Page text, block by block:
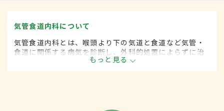
気管食道内科について
気管食道内科とは、喉頭より下の気道と食道など気管・
食道に関係する病気を診断し、外科的処置によらずに治
療する内科の一領域です。平成20年4月の制度改正前
は、気管食道科と呼ばれていました。
もっと見る